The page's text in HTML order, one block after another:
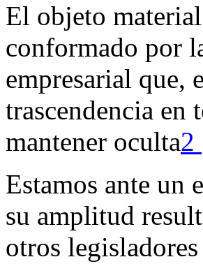
El objeto
conformado por
empresarial que,
trascendencia
mantener oculta2
Estamos ante un
su amplitud
otros